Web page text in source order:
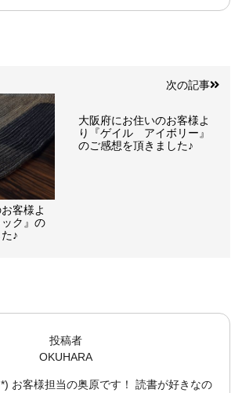
客様よ
ク』の
♪
次の記事
大阪府にお住いのお客様よ
り『ゲイル アイボリー』
のご感想を頂きました♪
投稿者
OKUHARA
お客様担当の奥原です！ 読書が好きなの